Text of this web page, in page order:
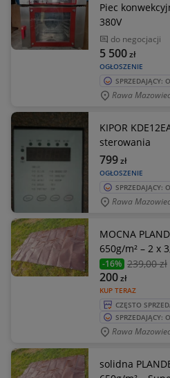
Piec
380V
do negocjacji
OGŁOSZENIE
5 500zł
SPRZEDAJĄCY:
Rawa
KIPOR
sterowania
OGŁOSZENIE
799zł
SPRZEDAJĄCY:
Rawa
MOCNA
650g/m² – 2 x
-16% 239,00 zł
KUP TERAZ
200zł
CZĘSTO
SPRZEDAJĄCY:
Rawa
solidna